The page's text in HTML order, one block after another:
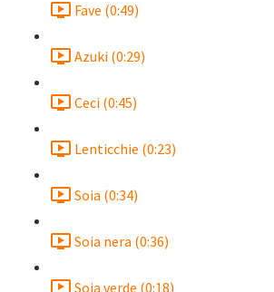
Fave (0:49)
Azuki (0:29)
Ceci (0:45)
Lenticchie (0:23)
Soia (0:34)
Soia nera (0:36)
Soia verde (0:18)